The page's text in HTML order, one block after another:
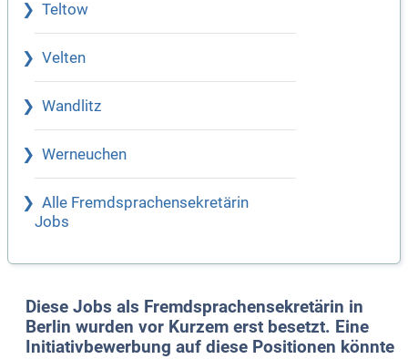
Teltow
Velten
Wandlitz
Werneuchen
Alle Fremdsprachensekretärin
Jobs
Diese Jobs als Fremdsprachensekretärin in
Berlin wurden vor Kurzem erst besetzt. Eine
Initiativbewerbung auf diese Positionen könnte